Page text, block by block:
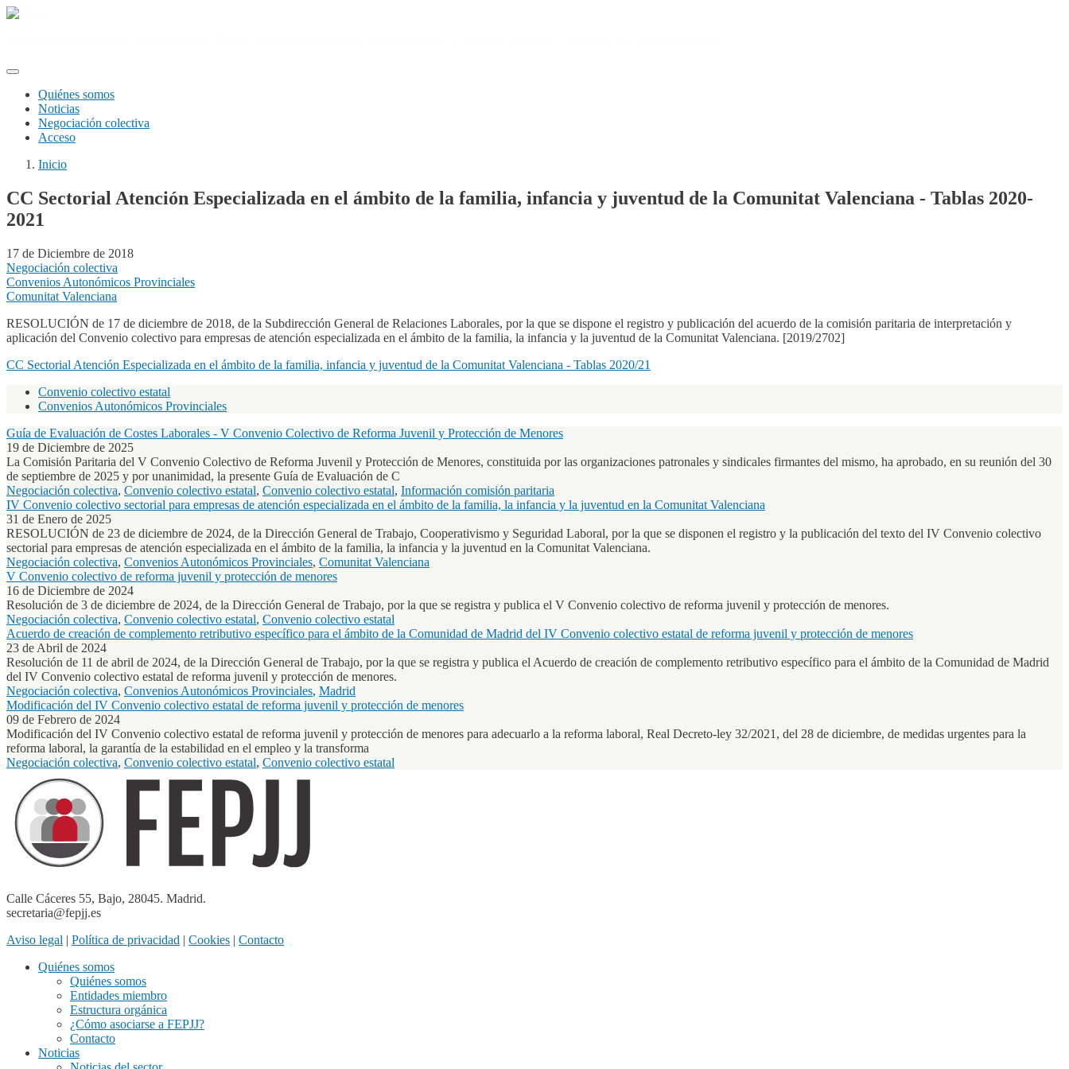
Navegación
principal
Quiénes somos
Noticias
Negociación colectiva
Acceso
Inicio
CC Sectorial Atención Especializada en el ámbito de la familia, infancia y juventud de la Comunitat Valenciana - Tablas 2020-
2021
17 de Diciembre de 2018
Negociación colectiva
Convenios Autonómicos Provinciales
Comunitat Valenciana
RESOLUCIÓN de 17 de diciembre de 2018, de la Subdirección General de Relaciones Laborales, por la que se dispone el registro y publicación del acuerdo de la comisión paritaria de interpretación y
aplicación del Convenio colectivo para empresas de atención especializada en el ámbito de la familia, la infancia y la juventud de la Comunitat Valenciana. [2019/2702]
CC Sectorial Atención Especializada en el ámbito de la familia, infancia y juventud de la Comunitat Valenciana - Tablas 2020/21
Navegación
Negociación
Colectiva
Convenio colectivo estatal
Convenios Autonómicos Provinciales
Guía de Evaluación de Costes Laborales - V Convenio Colectivo de Reforma Juvenil y Protección de Menores
19 de Diciembre de 2025
La Comisión Paritaria del V Convenio Colectivo de Reforma Juvenil y Protección de Menores, constituida por las organizaciones patronales y sindicales firmantes del mismo, ha aprobado, en su reunión del 30
de septiembre de 2025 y por unanimidad, la presente Guía de Evaluación de C
Negociación colectiva, Convenio colectivo estatal, Convenio colectivo estatal, Información comisión paritaria
IV Convenio colectivo sectorial para empresas de atención especializada en el ámbito de la familia, la infancia y la juventud en la Comunitat Valenciana
31 de Enero de 2025
RESOLUCIÓN de 23 de diciembre de 2024, de la Dirección General de Trabajo, Cooperativismo y Seguridad Laboral, por la que se disponen el registro y la publicación del texto del IV Convenio colectivo
sectorial para empresas de atención especializada en el ámbito de la familia, la infancia y la juventud en la Comunitat Valenciana.
Negociación colectiva, Convenios Autonómicos Provinciales, Comunitat Valenciana
V Convenio colectivo de reforma juvenil y protección de menores
16 de Diciembre de 2024
Resolución de 3 de diciembre de 2024, de la Dirección General de Trabajo, por la que se registra y publica el V Convenio colectivo de reforma juvenil y protección de menores.
Negociación colectiva, Convenio colectivo estatal, Convenio colectivo estatal
Acuerdo de creación de complemento retributivo específico para el ámbito de la Comunidad de Madrid del IV Convenio colectivo estatal de reforma juvenil y protección de menores
23 de Abril de 2024
Resolución de 11 de abril de 2024, de la Dirección General de Trabajo, por la que se registra y publica el Acuerdo de creación de complemento retributivo específico para el ámbito de la Comunidad de Madrid
del IV Convenio colectivo estatal de reforma juvenil y protección de menores.
Negociación colectiva, Convenios Autonómicos Provinciales, Madrid
Modificación del IV Convenio colectivo estatal de reforma juvenil y protección de menores
09 de Febrero de 2024
Modificación del IV Convenio colectivo estatal de reforma juvenil y protección de menores para adecuarlo a la reforma laboral, Real Decreto-ley 32/2021, del 28 de diciembre, de medidas urgentes para la
reforma laboral, la garantía de la estabilidad en el empleo y la transforma
Negociación colectiva, Convenio colectivo estatal, Convenio colectivo estatal
Calle Cáceres 55, Bajo, 28045. Madrid.
secretaria@fepjj.es
Aviso legal | Política de privacidad | Cookies | Contacto
Quiénes somos
Quiénes somos
Entidades miembro
Estructura orgánica
¿Cómo asociarse a FEPJJ?
Contacto
Noticias